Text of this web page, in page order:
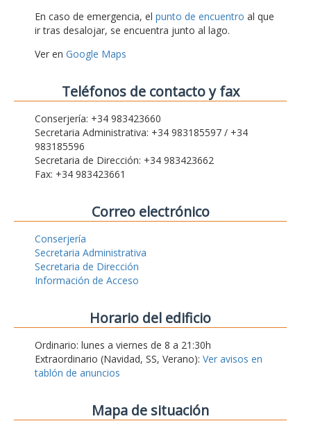
En caso de emergencia, el punto de encuentro al que
ir tras desalojar, se encuentra junto al lago.
Ver en Google Maps
Teléfonos de contacto y fax
Conserjería: +34 983423660
Secretaria Administrativa: +34 983185597 / +34
983185596
Secretaria de Dirección: +34 983423662
Fax: +34 983423661
Correo electrónico
Conserjería
Secretaria Administrativa
Secretaria de Dirección
Información de Acceso
Horario del edificio
Ordinario: lunes a viernes de 8 a 21:30h
Extraordinario (Navidad, SS, Verano): Ver avisos en
tablón de anuncios
Mapa de situación